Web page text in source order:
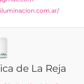
de La Reja